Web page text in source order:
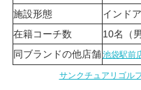
施設形態
インドア
在籍コーチ数
10名（
同ブランドの他店舗池袋駅前
サンクチュアリゴル